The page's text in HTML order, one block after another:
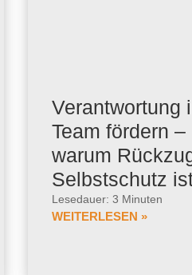
Verantwortung
Team fördern –
warum
Selbstschutz
Lesedauer: 3 Minuten
WEITERLESEN »